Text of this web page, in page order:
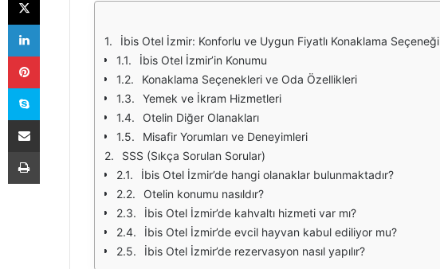
İbis Otel İzmir: Konforlu ve Uygun Fiyatlı Konaklama Seçeneği
İbis Otel İzmir’in Konumu
Konaklama Seçenekleri ve Oda Özellikleri
Yemek ve İkram Hizmetleri
Otelin Diğer Olanakları
Misafir Yorumları ve Deneyimleri
SSS (Sıkça Sorulan Sorular)
İbis Otel İzmir’de hangi olanaklar bulunmaktadır?
Otelin konumu nasıldır?
İbis Otel İzmir’de kahvaltı hizmeti var mı?
İbis Otel İzmir’de evcil hayvan kabul ediliyor mu?
İbis Otel İzmir’de rezervasyon nasıl yapılır?
LinkedIn
Pinterest
Skype
E-Posta ile paylaş